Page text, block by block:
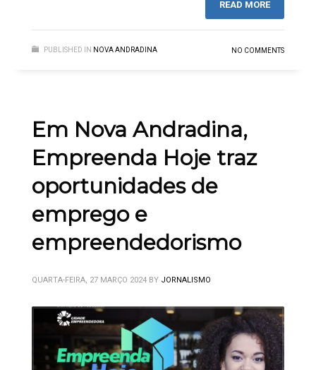
READ MORE
PUBLISHED IN NOVA ANDRADINA NO COMMENTS
Em Nova Andradina,
Empreenda Hoje traz
oportunidades de
emprego e
empreendedorismo
QUARTA-FEIRA, 27 MARÇO 2024 BY JORNALISMO